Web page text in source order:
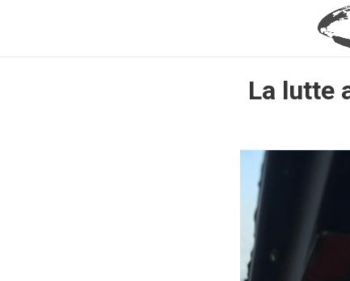
La lutte